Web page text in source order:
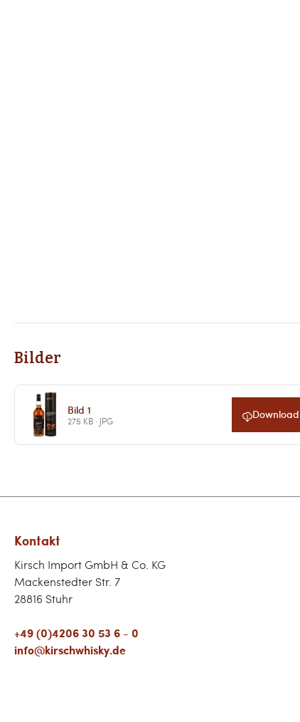
Bilder
Bild 1
275 KB · JPG Download
Kontakt
Kirsch Import GmbH & Co. KG
Mackenstedter Str. 7
28816 Stuhr
+49 (0)4206 30 53 6 - 0
info@kirschwhisky.de